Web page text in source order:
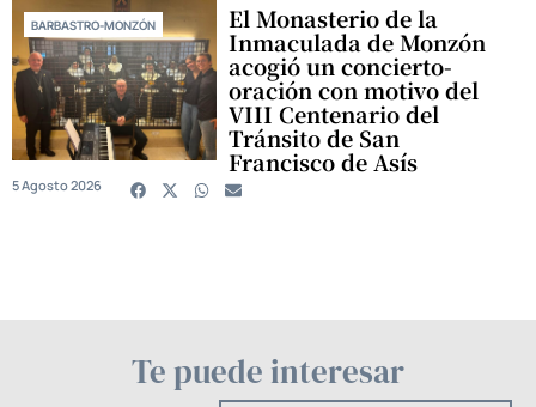
BARBASTRO-MONZÓN El Monasterio de la
Inmaculada de Monzón
acogió un concierto-
oración con motivo del
VIII Centenario del
Tránsito de San
Francisco de Asís
5 Agosto 2026
Te puede interesar